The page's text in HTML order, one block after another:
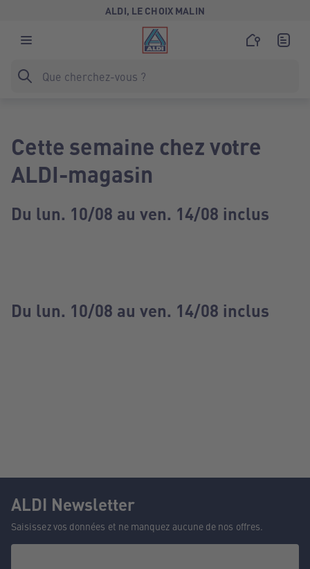
ALDI, LE CHOIX MALIN
Cette semaine chez votre
ALDI-magasin
Du lun. 10/08 au ven. 14/08 inclus
Du lun. 10/08 au ven. 14/08 inclus
ALDI Newsletter
Saisissez vos données et ne manquez aucune de nos offres.